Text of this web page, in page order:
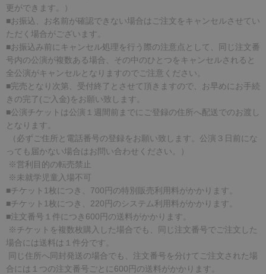
更ができます。）
■お振込、お名前が確認できない場合はご注文をキャンセルさせてい
ただく場合がございます。
■お振込み前にキャンセル処理を行う際の注意点として、同じ注文番
号内の公演が複数ある場合、その中のひとつをキャンセルされると
全公演がキャンセルとなりますのでご注意ください。
■完売となり次第、受付終了とさせて頂きますので、お早めにお手続
きの完了(ご入金)をお願い致します。
■公演チケットは公演１週間前までにご登録の住所へ配送でのお渡し
となります。
（必ずご住所と電話番号の登録をお願い致します。公演３日前にな
っても届かない場合はお問い合わせください。）
※営利目的の転売禁止
※未就学児童入場不可
■チケット1枚につき、700円の特別販売利用料がかかります。
■チケット1枚につき、220円のシステム利用料がかかります。
■注文番号１件につき600円の送料がかかります。
※チケットを複数枚購入した場合でも、同じ注文番号でご注文した
場合には送料は１件分です。
同じ住所へ同封発送の場合でも、注文番号を分けてご注文された場
合には１つの注文番号ごとに600円の送料がかかります。